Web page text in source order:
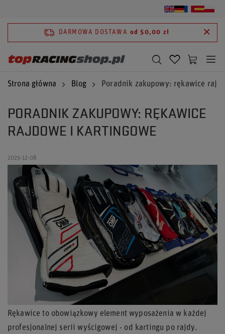
DARMOWA DOSTAWA od 50,00 zł
Strona główna Blog Poradnik zakupowy: rękawice
PORADNIK ZAKUPOWY: RĘKAWICE
RAJDOWE I KARTINGOWE
2025-12-08
Rękawice to obowiązkowy element wyposażenia w każdej
profesjonalnej serii wyścigowej - od kartingu po rajdy.